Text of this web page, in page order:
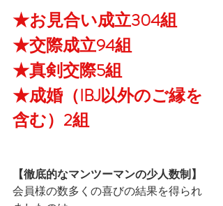
★お見合い成立304組
★交際成立94組
★真剣交際5組
★成婚（IBJ以外のご縁を
含む）2組
【徹底的なマンツーマンの少人数制】
会員様の数多くの喜びの結果を得られ